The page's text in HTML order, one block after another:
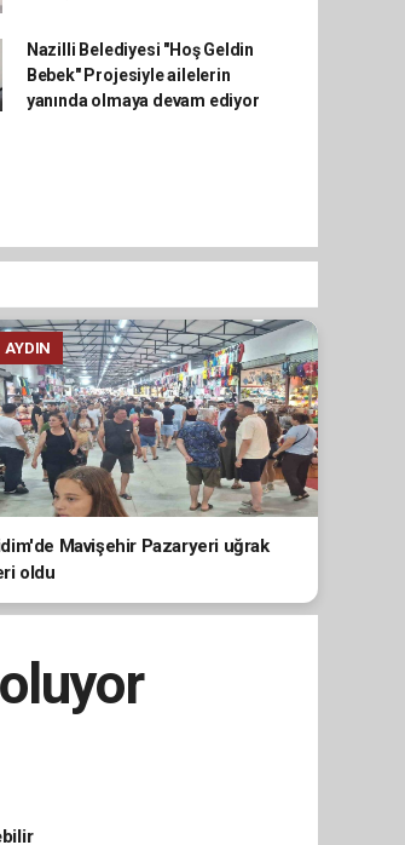
Nazilli Belediyesi "Hoş Geldin
Bebek" Projesiyle ailelerin
yanında olmaya devam ediyor
AYDIN
Mavişehir Pazaryeri uğrak
oldu